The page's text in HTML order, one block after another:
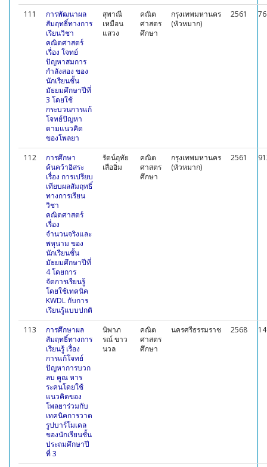
111
การพัฒนาผล
สัมฤทธิ์ทางการ
เรียนวิชา
คณิตศาสตร์
เรื่อง โจทย์
ปัญหาสมการ
กำลังสอง ของ
นักเรียนชั้น
มัธยมศึกษาปีที่
3 โดยใช้
กระบวนการแก้
โจทย์ปัญหา
ตามแนวคิด
ของโพลยา
สุพาณี
เหมือน
แสวง
คณิต
ศาสตร
ศึกษา
กรุงเทพมหานคร
(หัวหมาก)
2561
112
การศึกษา
ค้นคว้าอิสระ
เรื่อง การเปรียบ
เทียบผลสัมฤทธิ์
ทางการเรียน
วิชา
คณิตศาสตร์
เรื่อง
จำนวนจริงและ
พหุนาม ของ
นักเรียนชั้น
มัธยมศึกษาปีที่
4 โดยการ
จัดการเรียนรู้
โดยใช้เทคนิค
KWDL กับการ
เรียนรู้แบบปกติ
รัตน์ฤทัย
เสืออิ่ม
คณิต
ศาสตร
ศึกษา
กรุงเทพมหานคร
(หัวหมาก)
2561
113
การศึกษาผล
สัมฤทธิ์ทางการ
เรียนรู้ เรื่อง
การแก้โจทย์
ปัญหาการบวก
ลบ คูณ หาร
ระคนโดยใช้
แนวคิดของ
โพลยาร่วมกับ
เทคนิคการวาด
รูปบาร์โมเดล
ของนักเรียนชั้น
ประถมศึกษาปี
ที่ 3
นิพาภ
รณ์ ขาว
นวล
คณิต
ศาสตร
ศึกษา
นครศรีธรรมราช 2568